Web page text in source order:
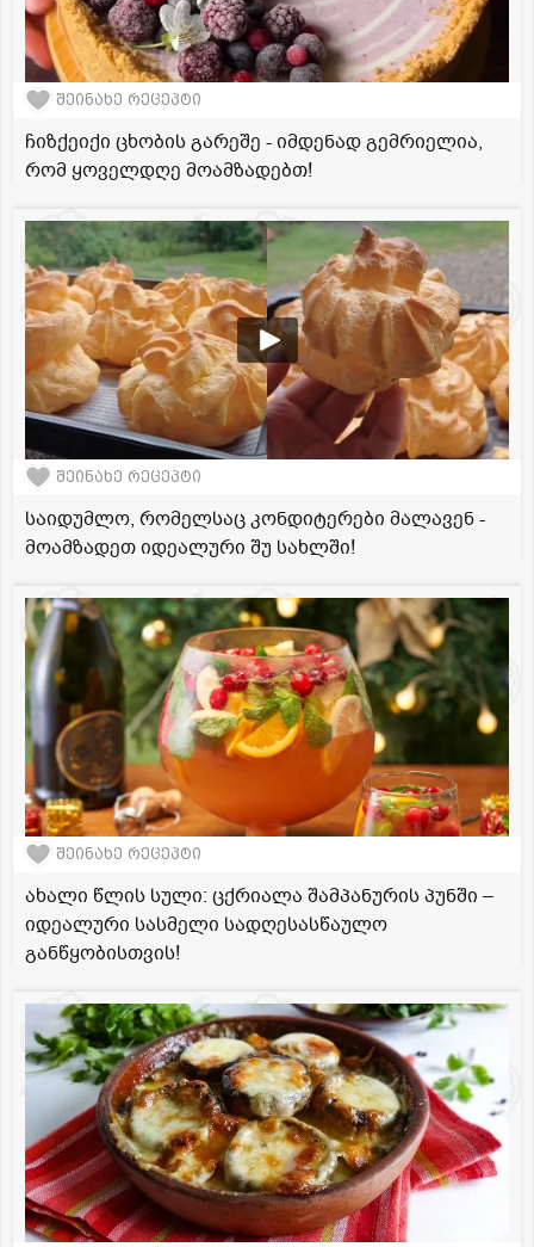
შეინახე რეცეპტი
ჩიზქეიქი ცხობის გარეშე - იმდენად გემრიელია,
რომ ყოველდღე მოამზადებთ!
შეინახე რეცეპტი
საიდუმლო, რომელსაც კონდიტერები მალავენ -
მოამზადეთ იდეალური შუ სახლში!
შეინახე რეცეპტი
ახალი წლის სული: ცქრიალა შამპანურის პუნში –
იდეალური სასმელი სადღესასწაულო
განწყობისთვის!